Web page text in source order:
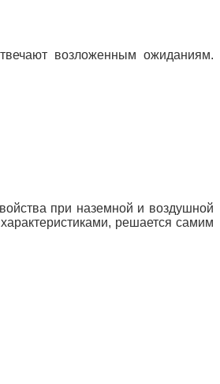
возложенным ожиданиям.
при наземной и воздушной
решается самим